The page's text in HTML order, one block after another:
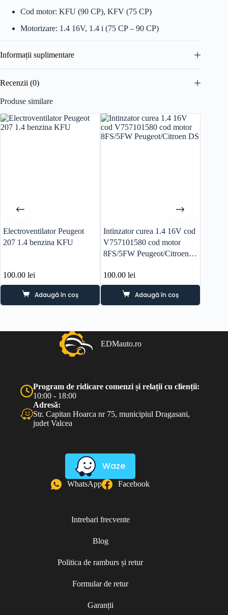
Cod motor: KFU (90 CP), KFV (75 CP)
Motorizare: 1.4 16V, 1.4 i (75 CP – 90 CP)
Informații suplimentare
Recenzii (0)
Produse similare
Electroventilator Peugeot
207 1.4 benzina KFU
100.00 lei
Adaugă în coș
Intinzator curea 1.4 16V cod
V757101580 cod motor
8FS/5FW Peugeot/Citroen
100.00lei
Adaugă în coș
EDMauto.ro
Program de ridicare comenzi și relații cu clienții:
10:00 - 18:00
Adresă:
Str. Capitan Hoarca nr 75, municipiul Dragasani,
judet Valcea
Waze
WhatsApp Facebook
Intrebari frecvente
Blog
Politica de ramburs și retur
Formular de retur
Garanții